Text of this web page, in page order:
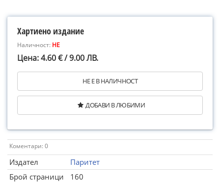
Хартиено издание
Наличност: НЕ
Цена: 4.60 € / 9.00 ЛВ.
НЕ Е В НАЛИЧНОСТ
ДОБАВИ В ЛЮБИМИ
Коментари: 0
Издател
Паритет
Брой страници
160